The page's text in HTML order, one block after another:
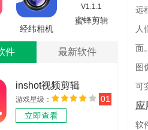
V4.64.0.46403
视频编辑
器通用版
经纬相机
手机版
蜜蜂剪辑
V1.1.1
件 最新软件
inshot视频剪辑
v1.3.2
游戏星级：
立即查看
01
远
人
面。
图
可
应
软